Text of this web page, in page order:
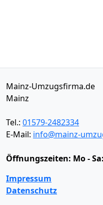
Mainz-Umzugsfirma.de
Mainz
Tel.: 01579-2482334
E-Mail: info@mainz-
Öffnungszeiten: Mo -
Impressum
Datenschutz